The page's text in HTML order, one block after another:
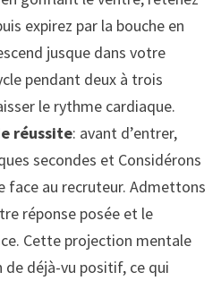
expirez par la bouche en
jusque dans votre
pendant deux à trois
le rythme cardiaque.
réussite: avant d’entrer,
secondes et Considérons
face au recruteur. Admettons
réponse posée et le
Cette projection mentale
de déjà-vu positif, ce qui